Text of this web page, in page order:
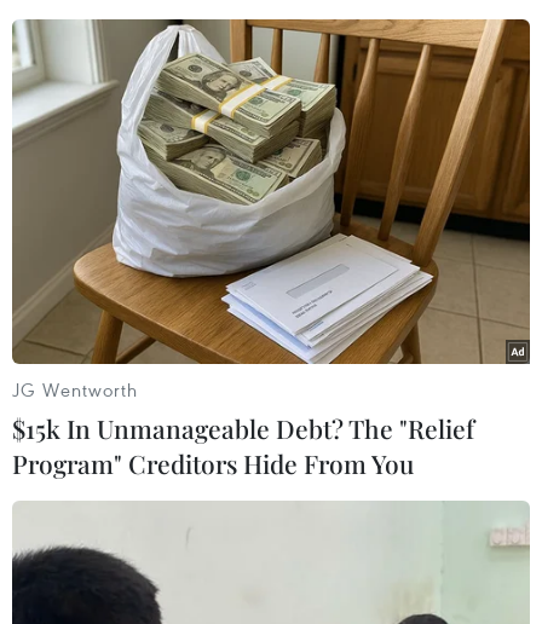
Theo dõi VietnamPlus
TIN LIÊN QUAN
JG Wentworth
$15k In Unmanageable Debt? The "Relief
Program" Creditors Hide From You